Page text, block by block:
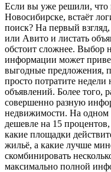
Если вы уже решили, что
Новосибирске, встаёт
поиск? На первый
или Авито и листать
обстоит сложнее. Выбор
информации может
выгодные предложения,
просто потратите
объявлений. Более того,
совершенно разную
недвижимости. На одном
дешевле на 15
какие площадки
жильё, а какие лучше
скомбинировать
максимально полной